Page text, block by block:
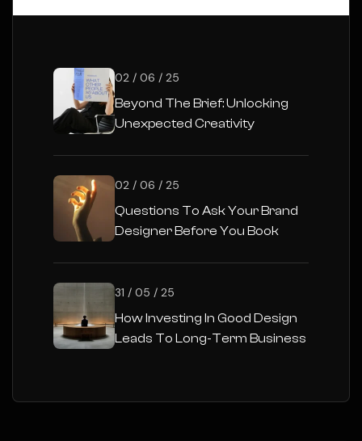
02 / 06 / 25
Beyond The Brief: Unlocking
Unexpected Creativity
02 / 06 / 25
Questions To Ask Your Brand
Designer Before You Book
31 / 05 / 25
How Investing In Good Design
Leads To Long-Term Business